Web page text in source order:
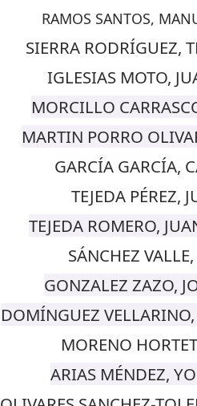
RAMOS SANTOS,
SIERRA RODRÍGUEZ,
IGLESIAS MOTO,
MORCILLO
MARTIN PORRO
GARCÍA GARCÍA,
TEJEDA PÉREZ,
TEJEDA ROMERO,
SÁNCHEZ
GONZALEZ ZAZO,
DOMÍNGUEZ
MORENO
ARIAS MÉNDEZ,